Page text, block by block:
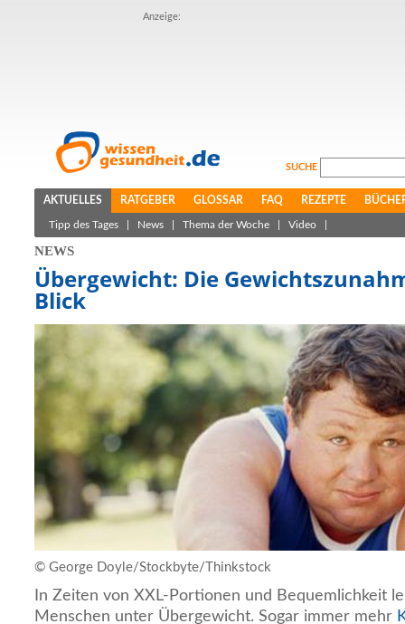
Anzeige:
SUCHE
AKTUELLES RATGEBER GLOSSAR FAQ REZEPTE
Tipp des Tages News Thema der Woche Video
NEWS
Übergewicht: Die
Blick
© George Doyle/Stockbyte/Thinkstock
In Zeiten von XXL-Portionen und Bequemlichkeit
Menschen unter Übergewicht. Sogar immer mehr